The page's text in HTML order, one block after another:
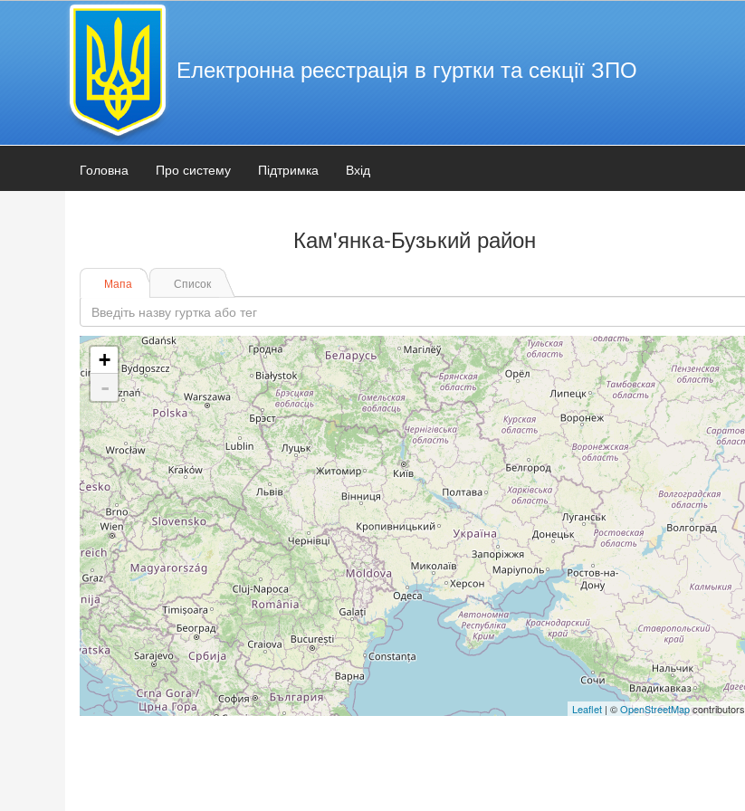
Електронна реєстрація в гуртки та секції ЗПО
Головна Про систему Підтримка Вхід
Кам'янка-Бузький район
Мапа Список
+
-
Leaflet | ©OpenStreetMapcontributors